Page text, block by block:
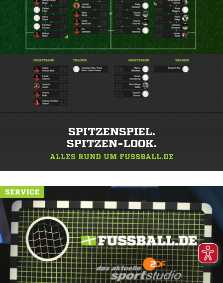
SPITZENSPIEL.
SPITZEN-LOOK.
ALLES RUND UM FUSSBALL.DE
SERVICE